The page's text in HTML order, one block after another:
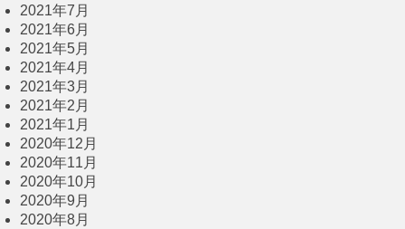
2021年7月
2021年6月
2021年5月
2021年4月
2021年3月
2021年2月
2021年1月
2020年12月
2020年11月
2020年10月
2020年9月
2020年8月